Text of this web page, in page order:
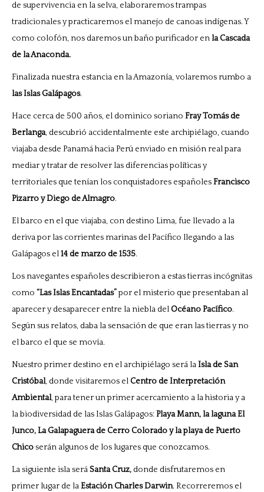
de supervivencia en la selva, elaboraremos trampas
tradicionales y practicaremos el manejo de canoas indígenas. Y
como colofón, nos daremos un baño purificador enla Cascada
de la Anaconda.
Finalizada nuestra estancia en la Amazonía, volaremos rumbo a
las Islas Galápagos.
Hace cerca de 500 años, el dominico soriano Fray Tomás de
Berlanga, descubrió accidentalmente este archipiélago, cuando
viajaba desde Panamá hacia Perú enviado en misión real para
mediar y tratar de resolver las diferencias políticas y
territoriales que tenían los conquistadores españolesFrancisco
Pizarro y Diego de Almagro.
El barco en el que viajaba, con destino Lima, fue llevado a la
deriva por las corrientes marinas del Pacífico llegando a las
Galápagos el14 de marzo de 1535.
Los navegantes españoles describieron a estas tierras incógnitas
como “Las Islas Encantadas”por el misterio que presentaban al
aparecer y desaparecer entre la niebla delOcéano Pacífico.
Según sus relatos, daba la sensación de que eran las tierras y no
el barco el que se movía.
Nuestro primer destino en el archipiélago será laIsla de San
Cristóbal, donde visitaremos elCentro de Interpretación
Ambiental, para tener un primer acercamiento a la historia y a
la biodiversidad de las Islas Galápagos:Playa Mann, la laguna El
Junco, La Galapaguera de Cerro Colorado y la playa de Puerto
Chico serán algunos de los lugares que conozcamos.
La siguiente isla seráSanta Cruz,donde disfrutaremos en
primer lugar de laEstación Charles Darwin. Recorreremos el